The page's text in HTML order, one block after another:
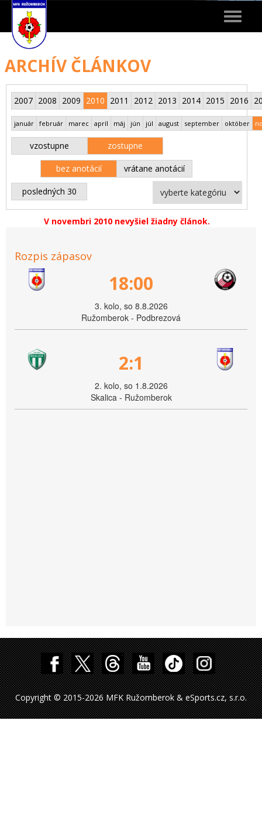
Toggle
ARCHÍV ČLÁNKOV
2007 2008 2009 2010 2011 2012 2013 2014 2015 2016
január február marec apríl máj jún júl august september október
vzostupne zostupne
bez anotácií vrátane anotácií
posledných 30
V novembri 2010 nevyšiel žiadny článok.
Rozpis zápasov
18:00
3. kolo, so 8.8.2026
Ružomberok - Podbrezová
2:1
2. kolo, so 1.8.2026
Skalica - Ružomberok
Copyright © 2015-2026 MFK Ružomberok & eSports.cz, s.r.o.